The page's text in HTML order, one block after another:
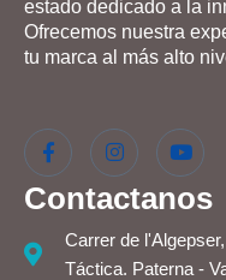
estado dedicado a la
Ofrecemos nuestra
tu marca al más alto
Contactanos
Carrer de
Táctica. Paterna -